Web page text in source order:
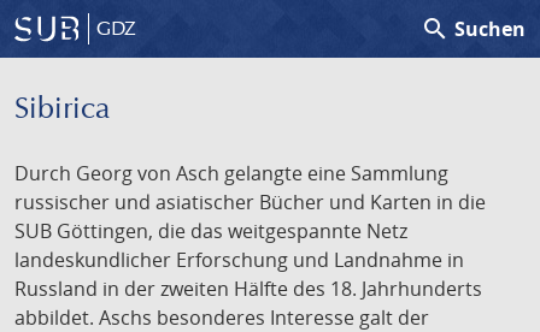
GDZ search Suchen
Sibirica
Durch Georg von Asch gelangte eine Sammlung
russischer und asiatischer Bücher und Karten in die
SUB Göttingen, die das weitgespannte Netz
landeskundlicher Erforschung und Landnahme in
Russland in der zweiten Hälfte des 18. Jahrhunderts
abbildet. Aschs besonderes Interesse galt der